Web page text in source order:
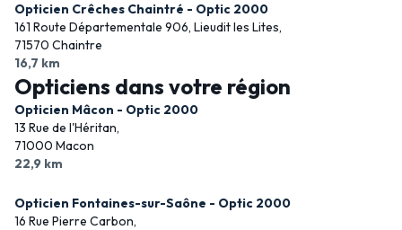
Opticien Crêches Chaintré - Optic 2000
161 Route Départementale 906, Lieudit les Lites,
71570 Chaintre
16,7 km
Opticiens dans votre région
Opticien Mâcon - Optic 2000
13 Rue de l'Héritan,
71000 Macon
22,9 km
Opticien Fontaines-sur-Saône - Optic 2000
16 Rue Pierre Carbon,